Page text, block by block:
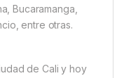
Bucaramanga,
entre otras.
de Cali y hoy